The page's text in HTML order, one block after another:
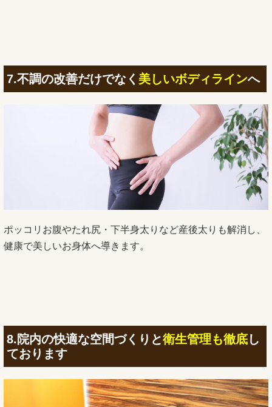
7.不調の改善だけでなく 美しいボディラインへ
ポッコリお腹やたれ尻・下半身太りなど産後太りも解消し、
健康で美しいお身体へ導きます。
8.院内の快適な空間づくりと衛生管理も徹底し
ております